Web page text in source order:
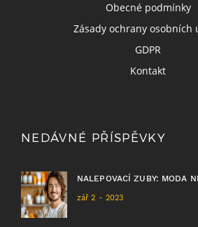
Obecné podmínky
Zásady ochrany osobních
GDPR
Kontakt
NEDÁVNÉ PŘÍSPĚVKY
NALEPOVACÍ ZUBY: MODA
zář 2 - 2023